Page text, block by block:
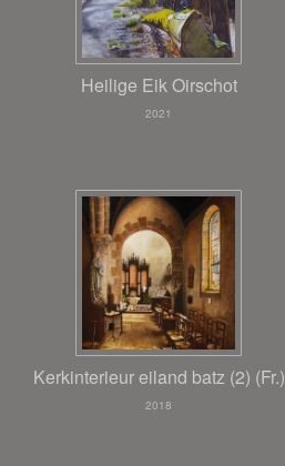
Heilige Eik Oirschot
2021
Kerkinterieur eiland batz (2) (Fr.)
2018